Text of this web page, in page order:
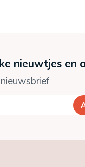
nieuwtjes en